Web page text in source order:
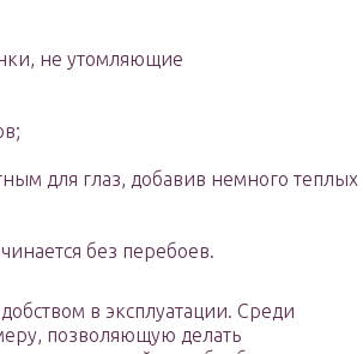
не утомляющие
для глаз, добавив немного теплых
без перебоев.
в эксплуатации. Среди
позволяющую делать